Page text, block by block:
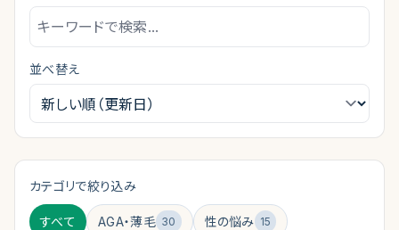
並べ替え
カテゴリで絞り込み
すべて AGA・薄毛 30 性の悩み 15